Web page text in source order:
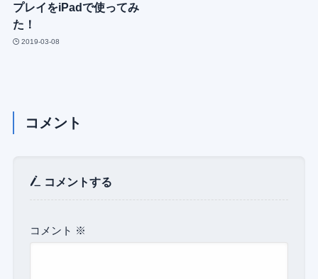
プレイをiPadで使ってみ
た！
2019-03-08
コメント
コメントする
コメント ※